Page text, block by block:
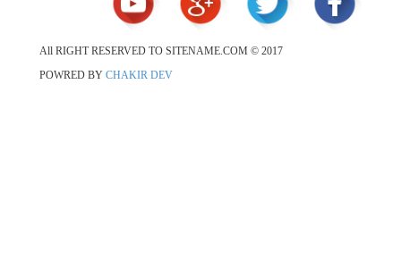
2017 © All RIGHT RESERVED TO SITENAME.COM
POWRED BY CHAKIR DEV